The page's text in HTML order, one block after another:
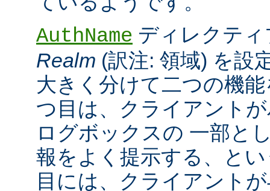
AuthName ディレクテ
Realm (訳注: 領域) を設
大きく分けて二つの機
つ目は、クライアント
ログボックスの 一部と
報をよく提示する、と
目には、クライアント